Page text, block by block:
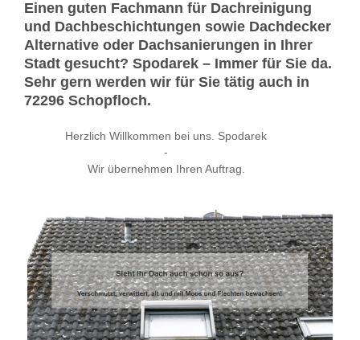
Einen guten Fachmann für Dachreinigung
und Dachbeschichtungen sowie Dachdecker
Alternative oder Dachsanierungen in Ihrer
Stadt gesucht? Spodarek – Immer für Sie da.
Sehr gern werden wir für Sie tätig auch in
72296 Schopfloch.
Herzlich Willkommen bei uns. Spodarek
-
Wir übernehmen Ihren Auftrag.